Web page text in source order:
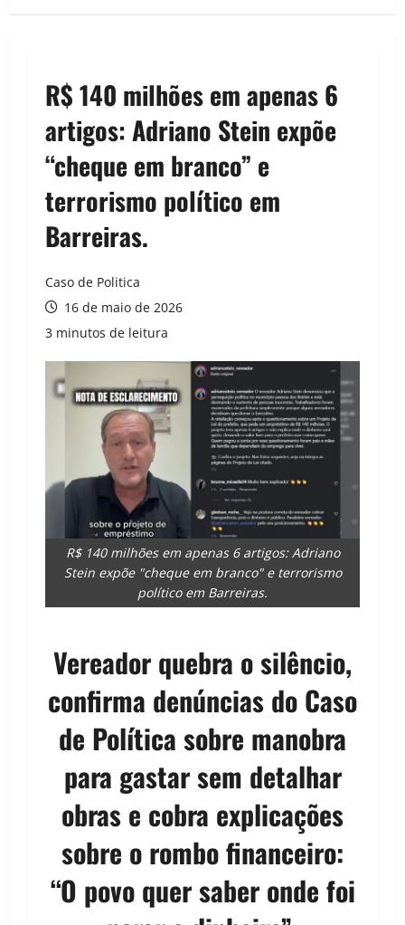
R$ 140 milhões em apenas 6
artigos: Adriano Stein expõe
“cheque em branco” e
terrorismo político em
Barreiras.
Caso de Politica
16 de maio de 2026
3 minutos de leitura
R$ 140 milhões em apenas 6 artigos: Adriano
Stein expõe "cheque em branco" e terrorismo
político em Barreiras.
Vereador quebra o silêncio,
confirma denúncias do Caso
de Política sobre manobra
para gastar sem detalhar
obras e cobra explicações
sobre o rombo financeiro:
“O povo quer saber onde foi